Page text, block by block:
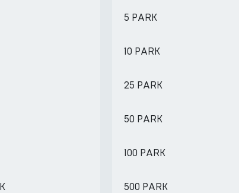
5 PARK
10 PARK
25 PARK
50 PARK
100 PARK
500 PARK